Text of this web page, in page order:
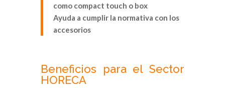
como compact touch o box
Ayuda a cumplir la normativa con los
accesorios
Beneficios para el Sector
HORECA